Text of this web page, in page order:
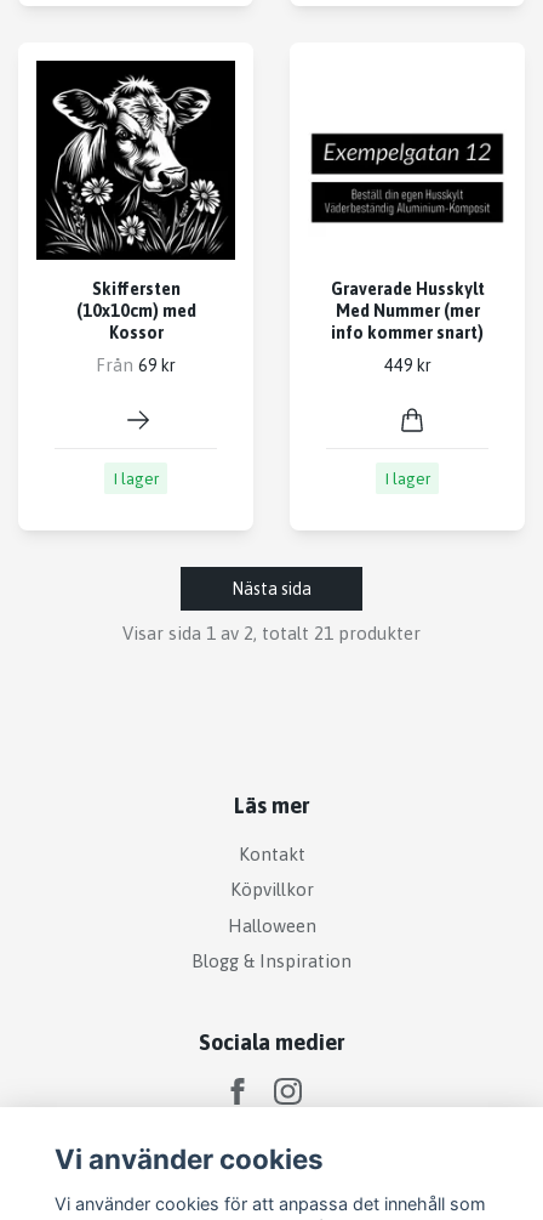
Skiffersten
(10x10cm) med
Kossor
Från 69 kr
I lager
Graverade Husskylt
Med Nummer (mer
info kommer snart)
449 kr
I lager
Nästa sida
Visar sida 1 av 2, totalt 21 produkter
Läs mer
Kontakt
Köpvillkor
Halloween
Blogg & Inspiration
Sociala medier
Vi använder cookies
Vi använder cookies för att anpassa det innehåll som